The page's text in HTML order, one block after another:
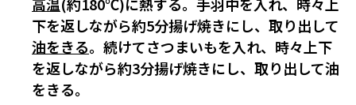
高温(約180℃)に熱する。手羽中を入れ、時々上
下を返しながら約5分揚げ焼きにし、取り出して
油をきる。続けてさつまいもを入れ、時々上下
を返しながら約3分揚げ焼きにし、取り出して油
をきる。